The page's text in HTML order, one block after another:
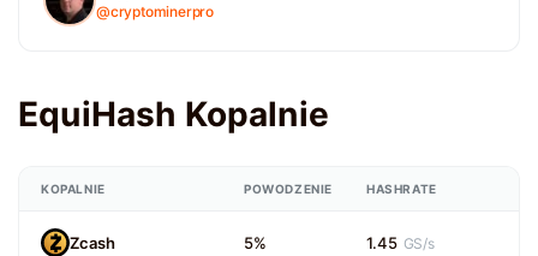
@cryptominerpro
EquiHash Kopalnie
KOPALNIE POWODZENIE HASHRATE
Zcash 5% 1.45 GS/s